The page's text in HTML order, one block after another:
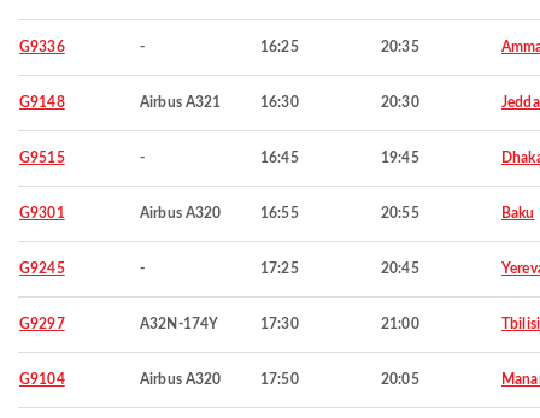
G9336 - 16:25 20:35
G9148 Airbus A321 16:30 20:30
G9515 - 16:45 19:45
G9301 Airbus A320 16:55 20:55 Baku
G9245 - 17:25 20:45
G9297 A32N-174Y 17:30 21:00 Tbilisi
G9104 Airbus A320 17:50 20:05